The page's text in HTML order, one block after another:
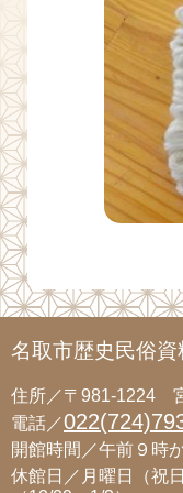
名取市歴史民俗資
住所／〒981-1224
電話／
開館時間／午前９時
休館日／月曜日（祝